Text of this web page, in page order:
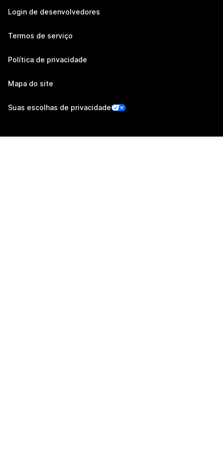
Login de desenvolvedores
Termos de serviço
Política de privacidade
Mapa do site
Suas escolhas de privacidade